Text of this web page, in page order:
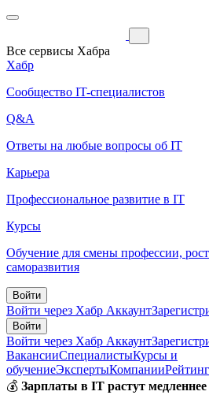
Все сервисы Хабра
Хабр
Сообщество IT-специалистов
Q&A
Ответы на любые вопросы об IT
Карьера
Профессиональное развитие в IT
Курсы
Обучение для смены профессии,
саморазвития
Войти
Войти через Хабр Аккаунт
Войти
Войти через Хабр Аккаунт
ВакансииСпециалистыКурсы и
обучениеЭкспертыКомпанииРейтинг
💰 Зарплаты в IT растут